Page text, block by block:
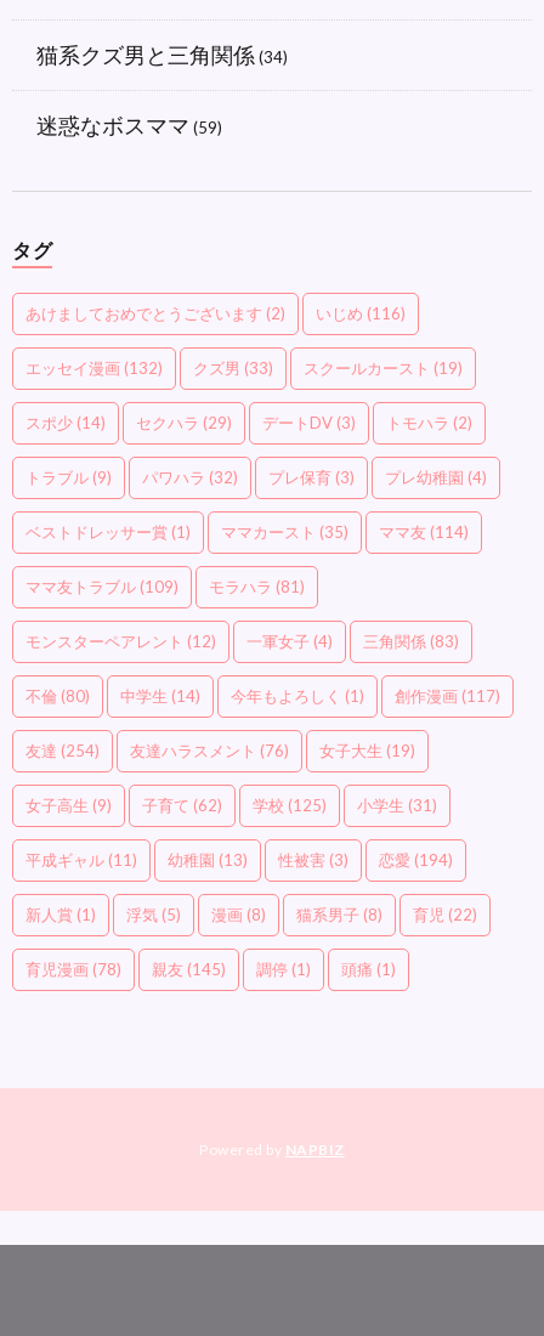
猫系クズ男と三角関係 (34)
迷惑なボスママ (59)
タグ
あけましておめでとうございます (2) いじめ (116)
エッセイ漫画 (132) クズ男 (33) スクールカースト (19)
スポ少 (14) セクハラ (29) デートDV (3) トモハラ (2)
トラブル (9) パワハラ (32) プレ保育 (3) プレ幼稚園 (4)
ベストドレッサー賞 (1) ママカースト (35) ママ友 (114)
ママ友トラブル (109) モラハラ (81)
モンスターペアレント (12) 一軍女子 (4) 三角関係 (83)
不倫 (80) 中学生 (14) 今年もよろしく (1) 創作漫画 (117)
友達 (254) 友達ハラスメント (76) 女子大生 (19)
女子高生 (9) 子育て (62) 学校 (125) 小学生 (31)
平成ギャル (11) 幼稚園 (13) 性被害 (3) 恋愛 (194)
新人賞 (1) 浮気 (5) 漫画 (8) 猫系男子 (8) 育児 (22)
育児漫画 (78) 親友 (145) 調停 (1) 頭痛 (1)
Powered by NAPBIZ